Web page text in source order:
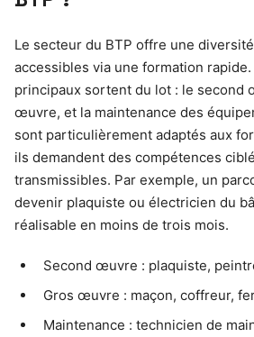
Le secteur du BTP offre une
accessibles via une formation
principaux sortent du lot : le second
œuvre, et la maintenance des
sont particulièrement adaptés aux
ils demandent des compétences
transmissibles. Par exemple, un
devenir plaquiste ou électricien du
réalisable en moins de trois mois.
Second œuvre : plaquiste,
Gros œuvre : maçon, coffreur,
Maintenance : technicien de